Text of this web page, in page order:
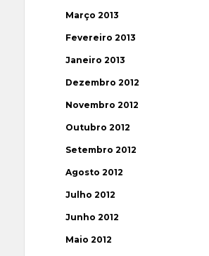
Março 2013
Fevereiro 2013
Janeiro 2013
Dezembro 2012
Novembro 2012
Outubro 2012
Setembro 2012
Agosto 2012
Julho 2012
Junho 2012
Maio 2012